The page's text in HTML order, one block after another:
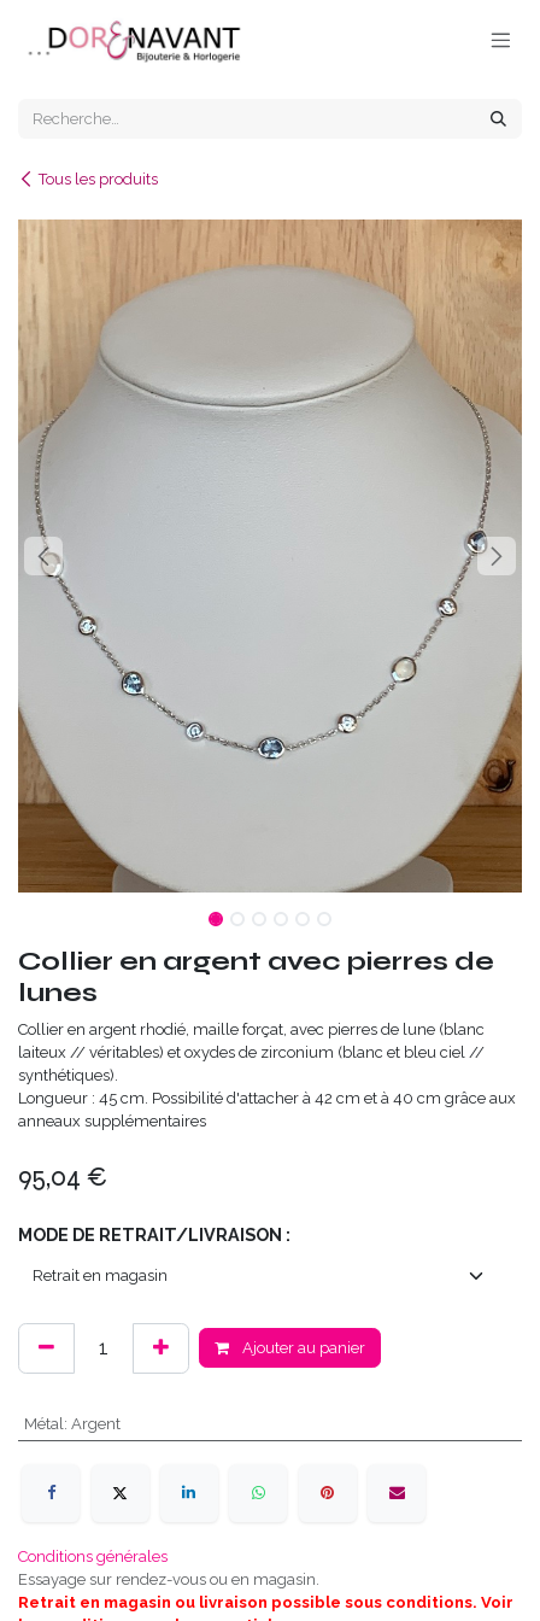
Tous les produits
Collier en argent avec pierres de
lunes
Collier en argent rhodié, maille forçat, avec pierres de lune (blanc
laiteux // véritables) et oxydes de zirconium (blanc et bleu ciel //
synthétiques).
Longueur : 45 cm. Possibilité d'attacher à 42 cm et à 40 cm grâce aux
anneaux supplémentaires
95,04 €
MODE DE RETRAIT/LIVRAISON :
Ajouter au panier
Métal : Argent
Conditions générales
Essayage sur rendez-vous ou en magasin.
Retrait en magasin ou livraison possible sous conditions. Voir